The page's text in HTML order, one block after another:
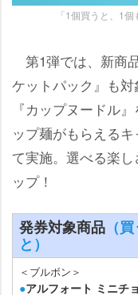
「1個買うと、1
第1弾では、新商
ケットパック』も
『カップヌードル
ップ麺がもらえる
て実施。選べる楽
ップ！
発券対象商品 （
と）
＜ブルボン＞
●アルフォート ミニチ